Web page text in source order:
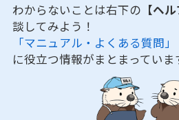
わからないことは右下の 【ヘル
談してみよう！
「マニュアル・よくある質問」
に役立つ情報がまとまっていま